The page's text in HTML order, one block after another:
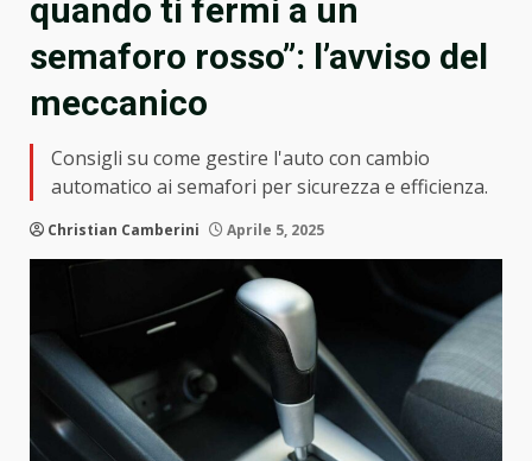
quando ti fermi a un
semaforo rosso”: l’avviso del
meccanico
Consigli su come gestire l'auto con cambio
automatico ai semafori per sicurezza e efficienza.
Christian Camberini Aprile 5, 2025